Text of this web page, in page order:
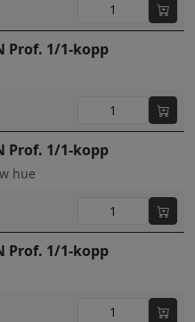
Prof. 1/1-kopp
Prof. 1/1-kopp
hue
Prof. 1/1-kopp